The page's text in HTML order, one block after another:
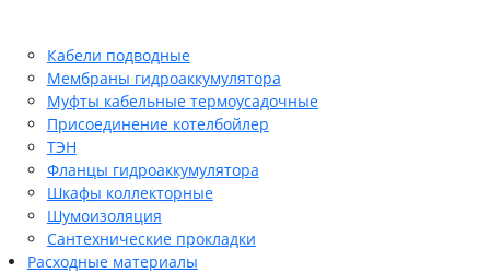
Кабели подводные
Мембраны гидроаккумулятора
Муфты кабельные термоусадочные
Присоединение котелбойлер
ТЭН
Фланцы гидроаккумулятора
Шкафы коллекторные
Шумоизоляция
Сантехнические прокладки
Расходные материалы